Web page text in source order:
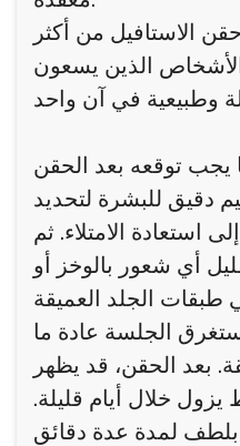
الاستافيل من أكثر
الذين يسعون
يجب توقعه بعد الحقن
دقيق للبشرة لتحديد
استعادة الامتلاء. ثم
أي شعور بالوخز أو
طبقات الجلد العميقة
الجلسة عادة ما
إلى 45 دقيقة. بعد الحقن، قد يظهر
خلال أيام قليلة.
بلطف لمدة عدة دقائق